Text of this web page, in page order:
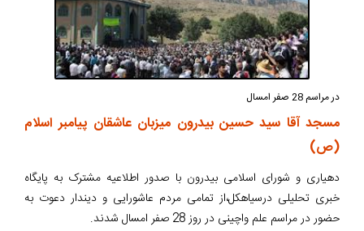
در مراسم 28 صفر امسال
مسجد آقا سید حسین بیدرون میزبان عاشقان پیامبر اسلام
(ص)
دهیاری و شورای اسلامی بیدرون با صدور اطلاعیه مشترک به پایگاه
خبری تحلیلی درسیاهکل،از تمامی مردم عاشورایی و دیندار دعوت به
حضور در مراسم علم واچینی در روز 28 صفر امسال شدند.